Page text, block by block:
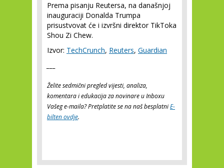
Prema pisanju Reutersa, na današnjoj
inauguraciji Donalda Trumpa
prisustvovat će i izvršni direktor TikToka
Shou Zi Chew.
Izvor: TechCrunch, Reuters, Guardian
Želite sedmični pregled vijesti, analiza,
komentara i edukacija za novinare u Inboxu
Vašeg e-maila? Pretplatite se na naš besplatniE-
bilten ovdje.